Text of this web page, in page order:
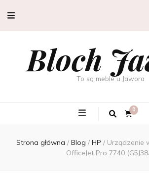
BlochTo są meble u Jawora
0
Strona główna / Blog / HP / Urządzenie
OfficeJet Pro 7740